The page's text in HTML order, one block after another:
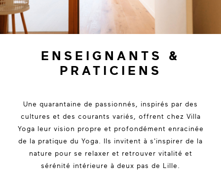
ENSEIGNANTS &
PRATICIENS
Une quarantaine de passionnés, inspirés par des
cultures et des courants variés, offrent chez Villa
Yoga leur vision propre et profondément enracinée
de la pratique du Yoga. Ils invitent à s'inspirer de la
nature pour se relaxer et retrouver vitalité et
sérénité intérieure à deux pas de Lille.